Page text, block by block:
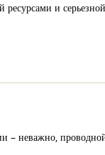
и
неважно,